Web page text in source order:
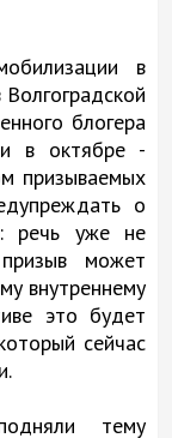
в
блогера
в октябре -
призываемых
о
речь уже не
может
внутреннему
это будет
сейчас
тему